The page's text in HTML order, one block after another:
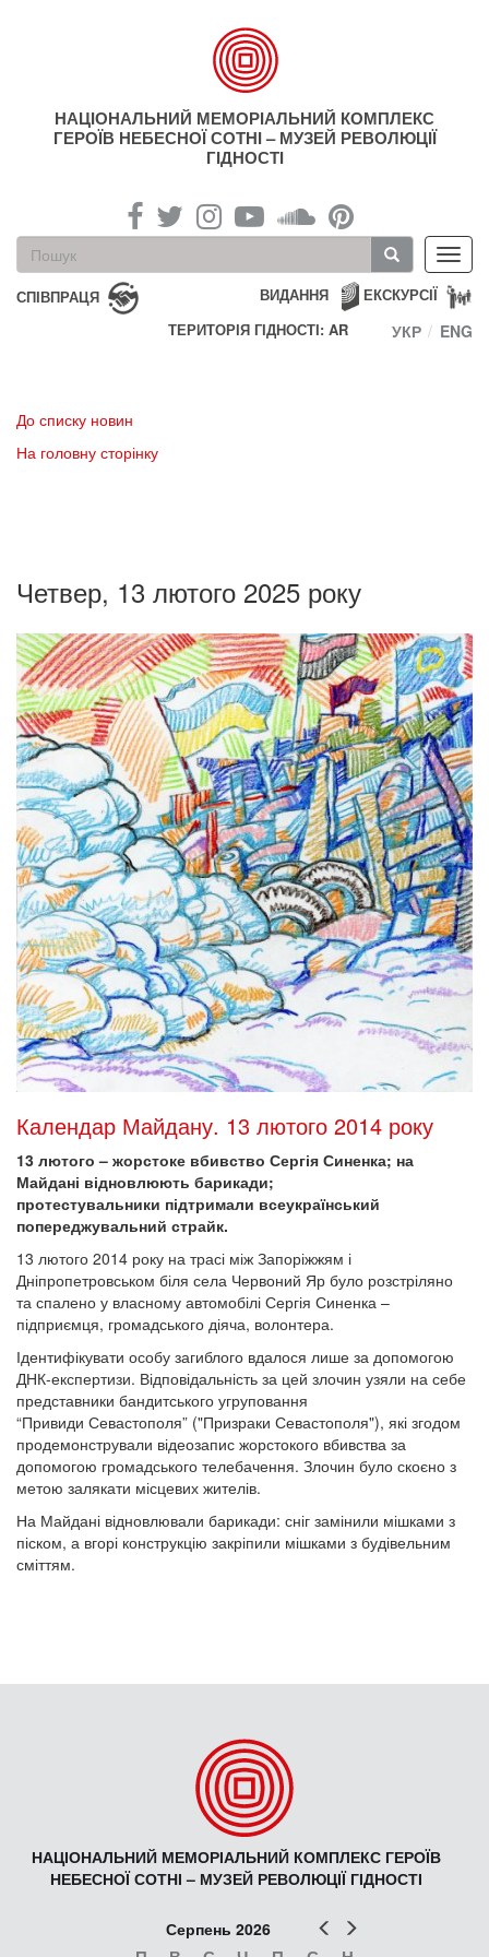
НАЦІОНАЛЬНИЙ МЕМОРІАЛЬНИЙ КОМПЛЕКС
ГЕРОЇВ НЕБЕСНОЇ СОТНІ – МУЗЕЙ РЕВОЛЮЦІЇ
ГІДНОСТІ
Пошукова
форма
Пошук
СПІВПРАЦЯ ЕКСКУРСІЇ
ВИДАННЯ
ТЕРИТОРІЯ ГІДНОСТІ: AR
УКР ENG
До списку новин
На головну сторінку
Четвер, 13 лютого 2025 року
Календар Майдану. 13 лютого 2014 року
13 лютого – жорстоке вбивство Сергія Синенка; на
Майдані відновлюють барикади;
протестувальники підтримали всеукраїнський
попереджувальний страйк.
13 лютого 2014 року на трасі між Запоріжжям і
Дніпропетровськом біля села Червоний Яр було розстріляно
та спалено у власному автомобілі Сергія Синенка –
підприємця, громадського діяча, волонтера.
Ідентифікувати особу загиблого вдалося лише за допомогою
ДНК-експертизи. Відповідальність за цей злочин узяли на себе
представники бандитського угруповання
“Привиди Севастополя” ("Призраки Севастополя"), які згодом
продемонстрували відеозапис жорстокого вбивства за
допомогою громадського телебачення. Злочин було скоєно з
метою залякати місцевих жителів.
На Майдані відновлювали барикади: сніг замінили мішками з
піском, а вгорі конструкцію закріпили мішками з будівельним
сміттям.
НАЦІОНАЛЬНИЙ МЕМОРІАЛЬНИЙ КОМПЛЕКС ГЕРОЇВ
НЕБЕСНОЇ СОТНІ – МУЗЕЙ РЕВОЛЮЦІЇ ГІДНОСТІ
Попер
Серпень 2026